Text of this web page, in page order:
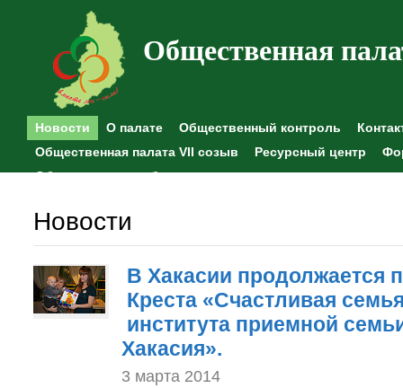
Общественная
Новости О палате Общественный контроль
Общественная палата VII созыв
Ресурсный центр
Общественные наблюдения
Новости
В Хакасии продолжается
Креста «Счастливая
института приемной
Хакасия».
3 марта 2014